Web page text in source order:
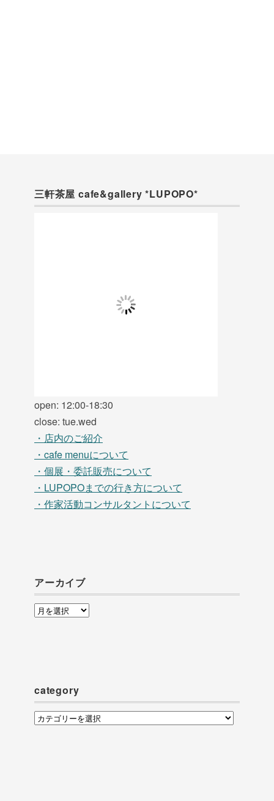
三軒茶屋 cafe&gallery *LUPOPO*
open: 12:00-18:30
close: tue.wed
・店内のご紹介
・cafe menuについて
・個展・委託販売について
・LUPOPOまでの行き方について
・作家活動コンサルタントについて
アーカイブ
ア
category
category